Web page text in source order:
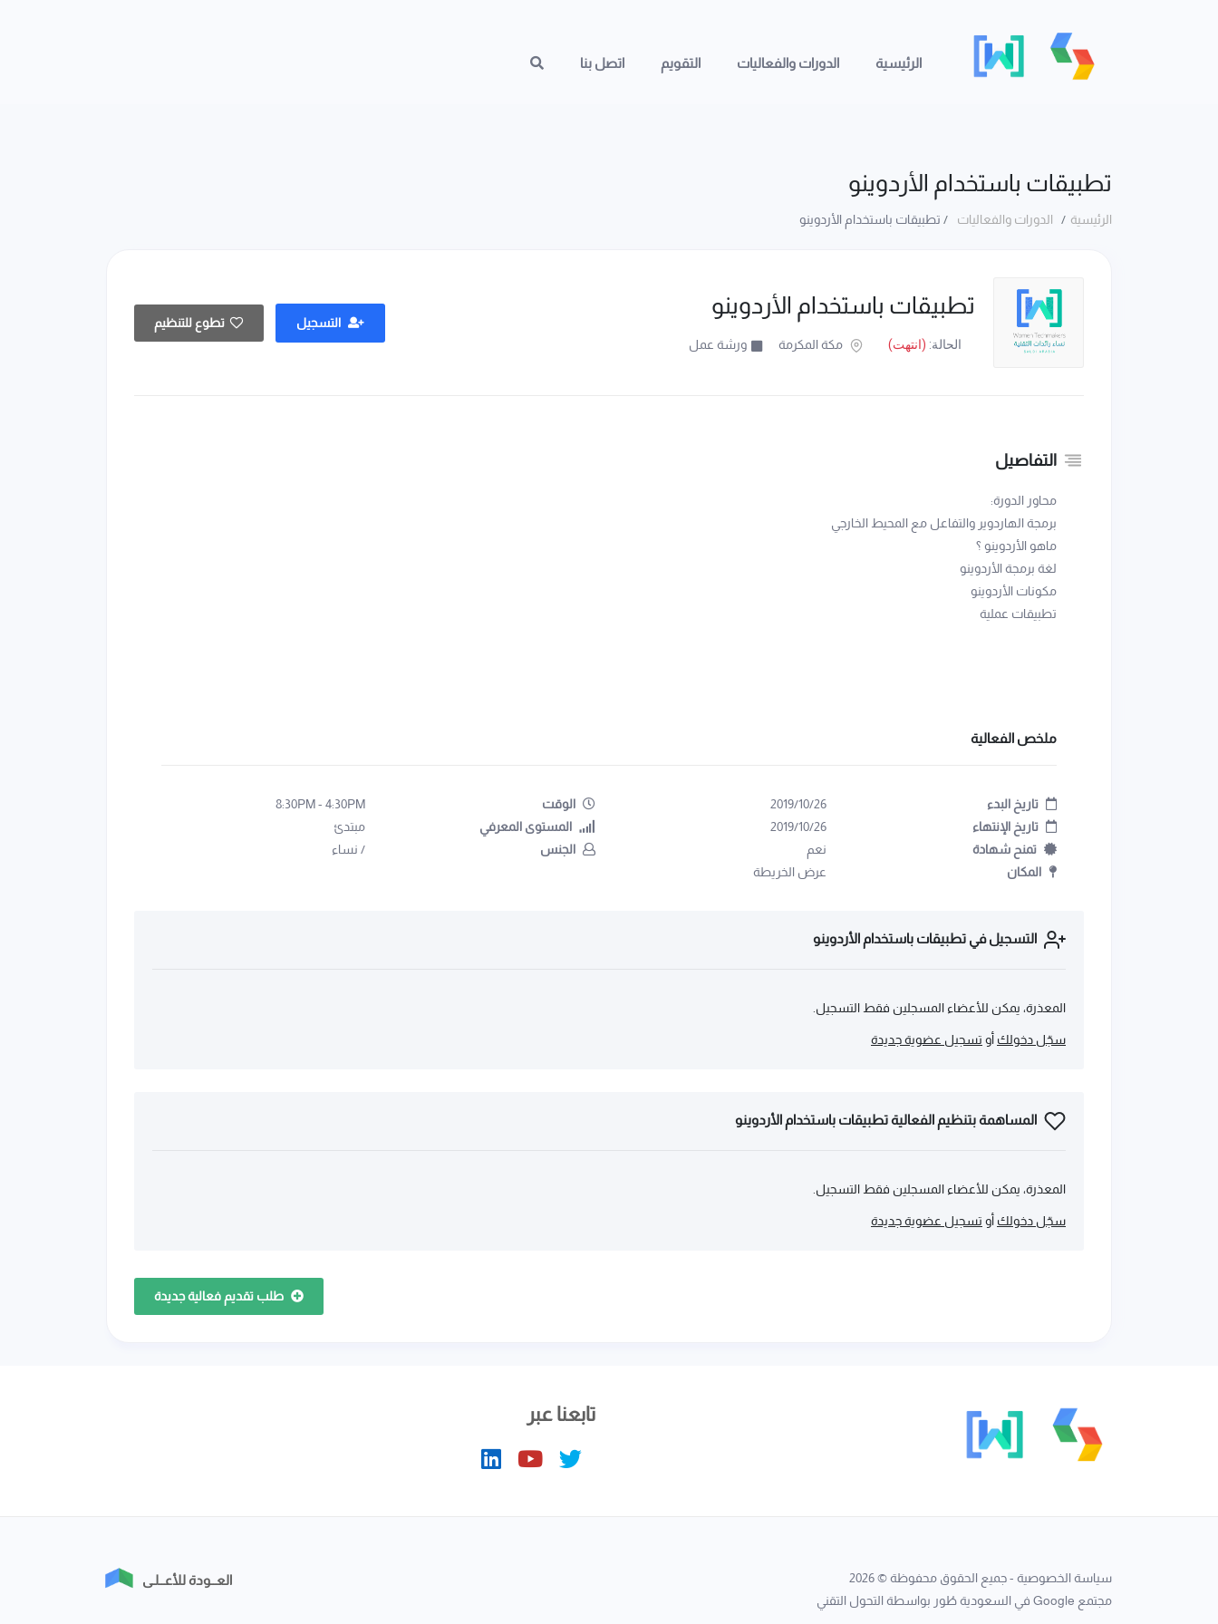
الرئيسية الدورات والفعاليات التقويم اتصل بنا
تطبيقات باستخدام الأردوينو
الرئيسية الدورات والفعاليات تطبيقات باستخدام الأردوينو
تطبيقات باستخدام الأردوينو
الحالة: (انتهت) مكة المكرمة ورشة عمل
التسجيل تطوع للتنظيم
التفاصيل
محاور الدورة:
برمجة الهاردوير والتفاعل مع المحيط الخارجي
ماهو الأردوينو ؟
لغة برمجة الأردوينو
مكونات الأردوينو
تطبيقات عملية
ملخص الفعالية
تاريخ البدء 2019/10/26 الوقت 4:30PM
-
8:30PM
تاريخ الإنتهاء
2019/10/26 المستوى المعرفي
مبتدئ
تمنح شهادة
نعم الجنس / نساء
المكان
عرض الخريطة
التسجيل في تطبيقات باستخدام الأردوينو
المعذرة، يمكن للأعضاء المسجلين فقط التسجيل.
سجّل دخولك أو تسجيل عضوية جديدة
المساهمة بتنظيم الفعالية تطبيقات باستخدام الأردوينو
المعذرة، يمكن للأعضاء المسجلين فقط التسجيل.
سجّل دخولك أو تسجيل عضوية جديدة
طلب تقديم فعالية جديدة
تابعنا عبر
سياسة الخصوصية - جميع الحقوق محفوظة © 2026
مجتمع Google في السعودية
طُور بواسطة التحول التقني
العــودة للأعــلـى